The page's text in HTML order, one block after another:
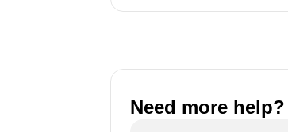
Need more help?